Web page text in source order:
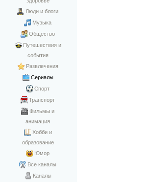
Люди и блоги
Музыка
Общество
Путешествия и
события
Развлечения
Сериалы
Спорт
Транспорт
Фильмы и
анимация
Хобби и
образование
Юмор
Все каналы
Каналы